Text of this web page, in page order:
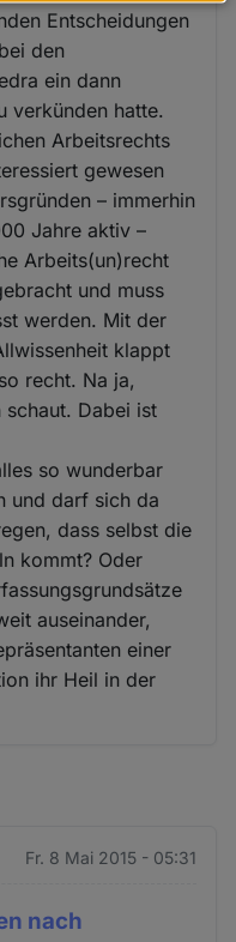
Entscheidungen
den
ein dann
verkünden hatte.
Arbeitsrechts
gewesen
– immerhin
Jahre aktiv –
Arbeits(un)recht
und muss
werden. Mit der
klappt
recht. Na ja,
schaut. Dabei ist
so wunderbar
und darf sich da
dass selbst die
kommt? Oder
auseinander,
einer
ihr Heil in der
Fr. 8 Mai 2015 - 05:31
nach